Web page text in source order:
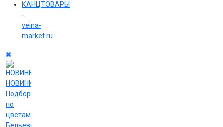
КАНЦТОВАРЫ
-
veina-
market.ru
НОВИНКИ
Подборки
по
цветам
Бельевые